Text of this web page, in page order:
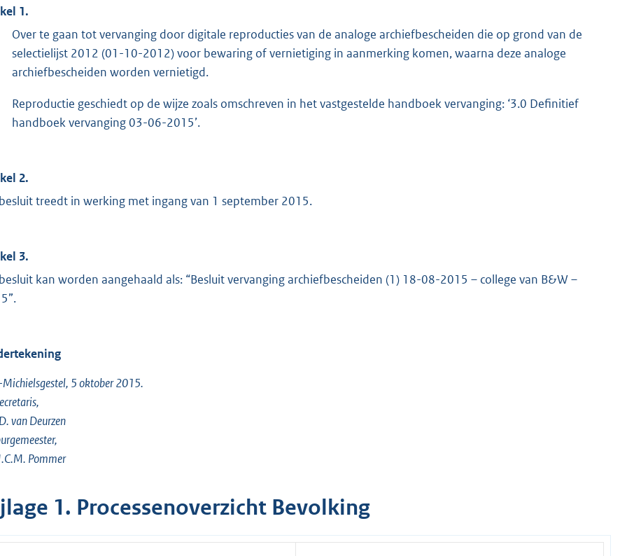
1.
Over te gaan tot vervanging door digitale reproducties van de analoge archiefbescheiden die op grond van de
selectielijst 2012 (01-10-2012) voor bewaring of vernietiging in aanmerking komen, waarna deze analoge
archiefbescheiden worden vernietigd.
Reproductie geschiedt op de wijze zoals omschreven in het vastgestelde handboek vervanging: ‘3.0 Definitief
handboek vervanging 03-06-2015’.
2.
treedt in werking met ingang van 1 september 2015.
3.
kan worden aangehaald als: “Besluit vervanging archiefbescheiden (1) 18-08-2015 – college van B&W –
5 oktober 2015.
van Deurzen
Pommer
1. Processenoverzicht Bevolking